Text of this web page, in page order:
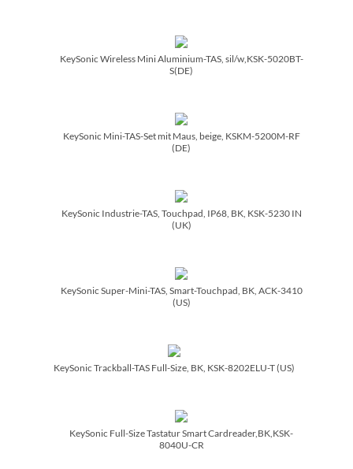
KeySonic Wireless Mini Aluminium-TAS, sil/­w,KSK-5020BT-
S(DE)
KeySonic Mini-TAS-Set mit Maus, beige, KSKM-5200M-RF
(DE)
KeySonic Industrie-TAS, Touchpad, IP68, BK, KSK-5230 IN
(UK)
KeySonic Super-Mini-TAS, Smart-Touchpad, BK, ACK-3410
(US)
KeySonic Trackball-TAS Full-Size, BK, KSK-8202ELU-T (US)
KeySonic Full-Size Tastatur Smart Cardreader,BK,KSK-
8040U-CR